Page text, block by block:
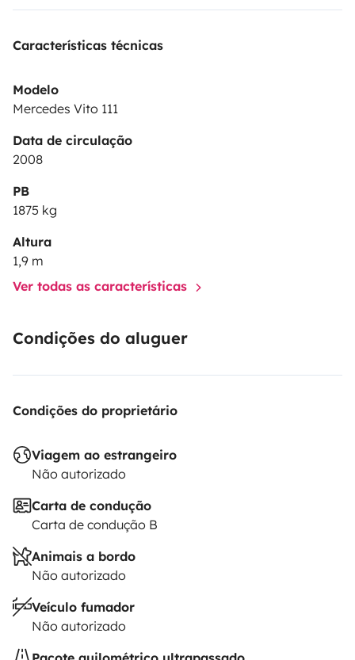
Características técnicas
Modelo
Mercedes Vito 111
Data de circulação
2008
PB
1875 kg
Altura
1,9 m
Ver todas as características
Condições do aluguer
Condições do proprietário
Viagem ao estrangeiro
Não autorizado
Carta de condução
Carta de condução B
Animais a bordo
Não autorizado
Veículo fumador
Não autorizado